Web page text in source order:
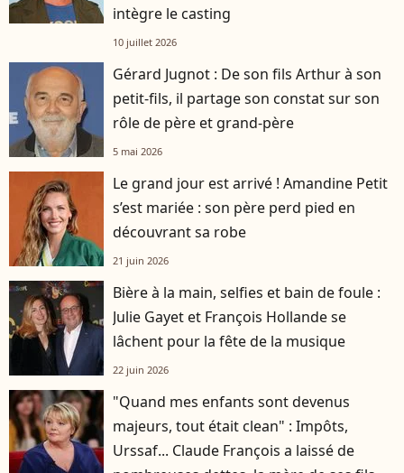
intègre le casting
10 juillet 2026
Gérard Jugnot : De son fils Arthur à son
petit-fils, il partage son constat sur son
rôle de père et grand-père
5 mai 2026
Le grand jour est arrivé ! Amandine Petit
s’est mariée : son père perd pied en
découvrant sa robe
21 juin 2026
Bière à la main, selfies et bain de foule :
Julie Gayet et François Hollande se
lâchent pour la fête de la musique
22 juin 2026
"Quand mes enfants sont devenus
majeurs, tout était clean" : Impôts,
Urssaf... Claude François a laissé de